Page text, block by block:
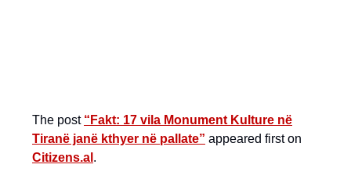
The post “Fakt: 17 vila Monument Kulture në
Tiranë janë kthyer në pallate” appeared first on
Citizens.al .